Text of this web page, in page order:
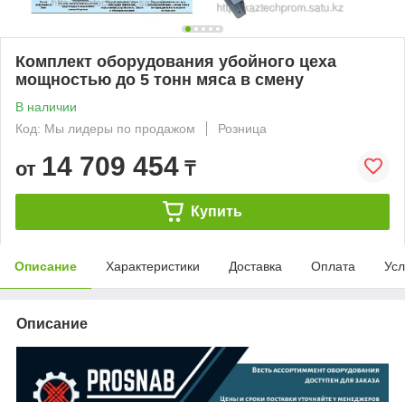
Комплект оборудования убойного цеха
мощностью до 5 тонн мяса в смену
В наличии
Код: Мы лидеры по продажом
Розница
от 14 709 454 ₸
Купить
Описание Характеристики Доставка Оплата
Описание